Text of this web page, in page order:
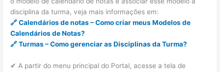
disciplina da turma, veja mais informações em:
🔗 Calendários de notas – Como criar meus Modelos de
Calendários de Notas?
🔗 Turmas – Como gerenciar as Disciplinas da Turma?
✔ A partir do menu principal do Portal, acesse a tela de